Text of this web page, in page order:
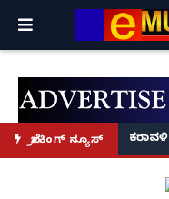
ಬ್ರೇಕಿಂಗ್ ನ್ಯೂಸ್‘ಭಕ್ತ ಪ್ರಹ್ಲಾದ’,